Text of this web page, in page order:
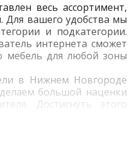
весь ассортимент,
Для вашего удобства мы
и подкатегории.
интернета сможет
мебель для любой зоны
в Нижнем Новгороде
большой наценки
Достигнуть этого